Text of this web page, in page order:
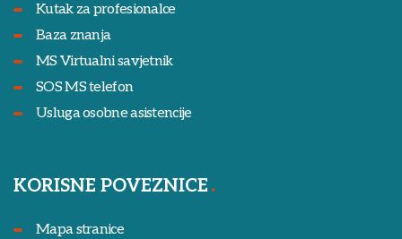
Kutak za profesionalce
Baza znanja
MS Virtualni savjetnik
SOS MS telefon
Usluga osobne asistencije
KORISNE POVEZNICE
Mapa stranice